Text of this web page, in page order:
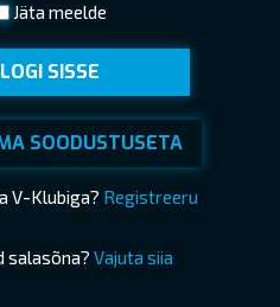
Jäta meelde
LOGI SISSE
SOODUSTUSETA
V-Klubiga? Registreeru
salasõna? Vajuta siia
esitamisel)
20:35 OSTA PILETID